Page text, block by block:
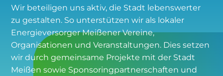
Wir beteiligen uns aktiv, die Stadt lebenswerter
zu gestalten. So unterstützen wir als lokaler
Energieversorger Meißener Vereine,
Organisationen und Veranstaltungen. Dies setzen
wir durch gemeinsame Projekte mit der Stadt
Meißen sowie Sponsoringpartnerschaften und